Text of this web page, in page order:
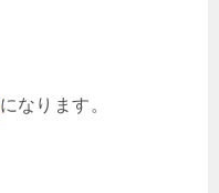
になります。